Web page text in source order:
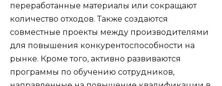
переработанные материалы или сокращают
количество отходов. Также создаются
совместные проекты между производителями
для повышения конкурентоспособности на
рынке. Кроме того, активно развиваются
программы по обучению сотрудников,